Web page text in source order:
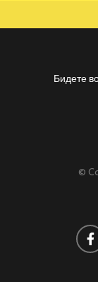
Бидете
©